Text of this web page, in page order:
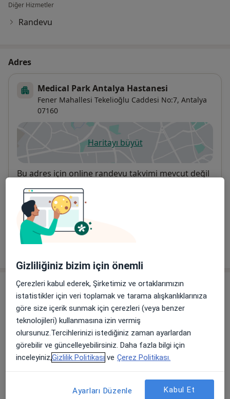
Diğer Hizmetler
Randevu
Adres
Medical Park Antalya Hastanesi
Fener Mahallesi Tekelioğlu Caddesi No:7, Antalya
07160
Haritayı büyütyeni bir sekmede açılır
Uygunluk
Bu adres için online randevu takvimi mevcut değil
Ödeme yöntemleri
Bu adreste kabul edilen sigortalar
Kabul edilen sigortalar
Anlaşmalı sigortaların kapsamı ve anlaşma türü
değişken olabilir. Randevu aşamasında doktor/uzman
ile iletişim kurabilirsiniz.
Allianz Sigorta
Yapı Kredi Sigorta
Demir Hayat Sigorta A.Ş.
Gizliliğiniz bizim için önemli
Çerezleri kabul ederek, Şirketimiz ve ortaklarımızın
istatistikler için veri toplamak ve tarama alışkanlıklarınıza
göre size içerik sunmak için çerezleri (veya benzer
teknolojileri) kullanmasına izin vermiş
olursunuz.Tercihlerinizi istediğiniz zaman ayarlardan
görebilir ve güncelleyebilirsiniz. Daha fazla bilgi için
inceleyiniz,Gizlilik Politikası ve Çerez Politikası.
Ayarları Düzenle Kabul Et